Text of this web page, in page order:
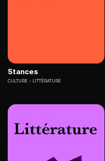
Stances
CULTURE LITTÉRATURE